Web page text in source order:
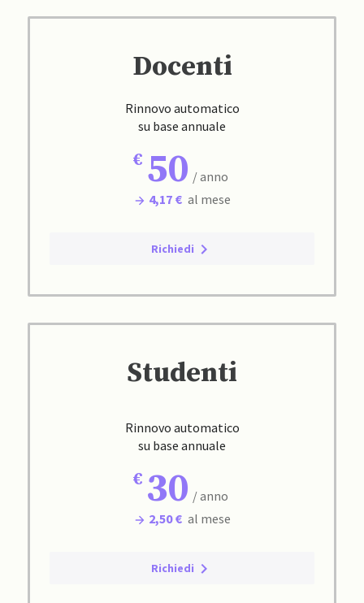
Docenti
Rinnovo automatico
su base annuale
50 / anno
4,17 € al mese
Richiedi
Studenti
Rinnovo automatico
su base annuale
30 / anno
2,50 € al mese
Richiedi